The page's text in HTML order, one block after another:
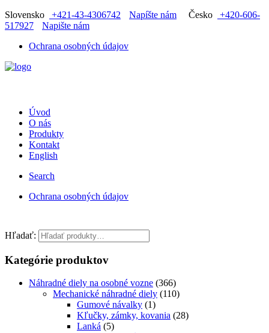
Slovensko +421-43-4306742 Napíšte nám Česko
+420-606-
517927
Napište nám
Ochrana osobných údajov
Úvod
O nás
Produkty
Kontakt
English
Search
Ochrana osobných údajov
Hľadať:
Kategórie produktov
Náhradné diely na osobné vozne (366)
Mechanické náhradné diely (110)
Gumové návalky (1)
Kľučky, zámky, kovania (28)
Lanká (5)